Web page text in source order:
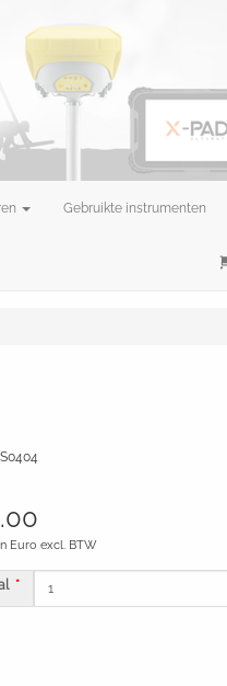
Gebruikte instrumenten
Euro excl. BTW